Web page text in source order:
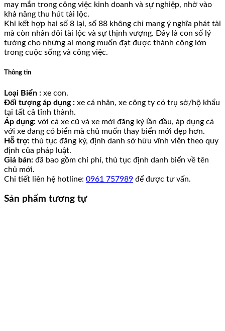
may mắn trong công việc kinh doanh và sự nghiệp, nhờ vào
khả năng thu hút tài lộc.
Khi kết hợp hai số 8 lại, số 88 không chỉ mang ý nghĩa phát tài
mà còn nhân đôi tài lộc và sự thịnh vượng. Đây là con số lý
tưởng cho những ai mong muốn đạt được thành công lớn
trong cuộc sống và công việc.
Thông tin
Loại Biển : xe con.
Đối tượng áp dụng : xe cá nhân, xe công ty có trụ sở/hộ khẩu
tại tất cả tỉnh thành.
Áp dụng: với cả xe cũ và xe mới đăng ký lần đầu, áp dụng cả
với xe đang có biển mà chủ muốn thay biển mới đẹp hơn.
Hỗ trợ: thủ tục đăng ký, định danh sở hữu vĩnh viễn theo quy
định của pháp luật.
Giá bán: đã bao gồm chi phí, thủ tục định danh biển về tên
chủ mới.
Chi tiết liên hệ hotline: 0961 757989 để được tư vấn.
Sản phẩm tương tự